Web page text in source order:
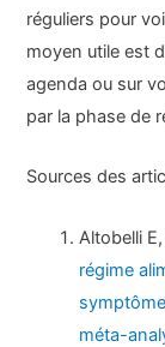
réguliers pour
moyen utile est
agenda ou sur
par la phase de
Sources des
Altobelli
régime
méta-